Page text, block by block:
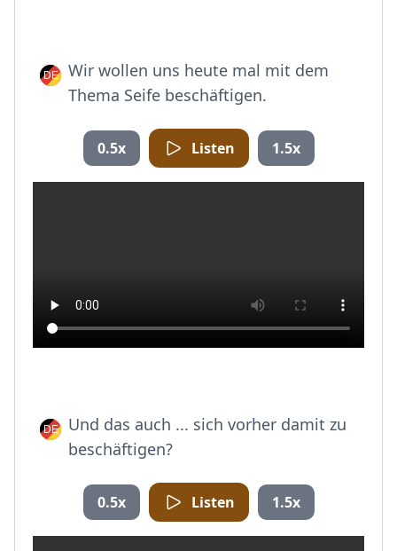
Wir wollen uns heute mal mit dem
Thema Seife beschäftigen.
0.5x Listen 1.5x
Und das auch ... sich vorher damit zu
beschäftigen?
0.5x Listen 1.5x